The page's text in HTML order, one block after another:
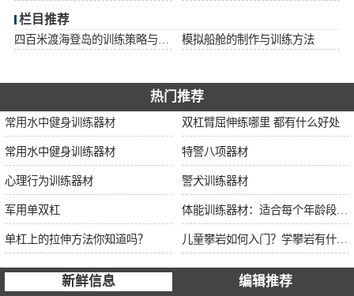
栏目推荐
模拟船舱的制作与训练方法
热门推荐
常用水中健身训练器材 双杠臂屈伸练哪里 都有什么好处
常用水中健身训练器材 特警八项器材
心理行为训练器材 警犬训练器材
军用单双杠
单杠上的拉伸方法你知道吗？
新鲜信息 编辑推荐